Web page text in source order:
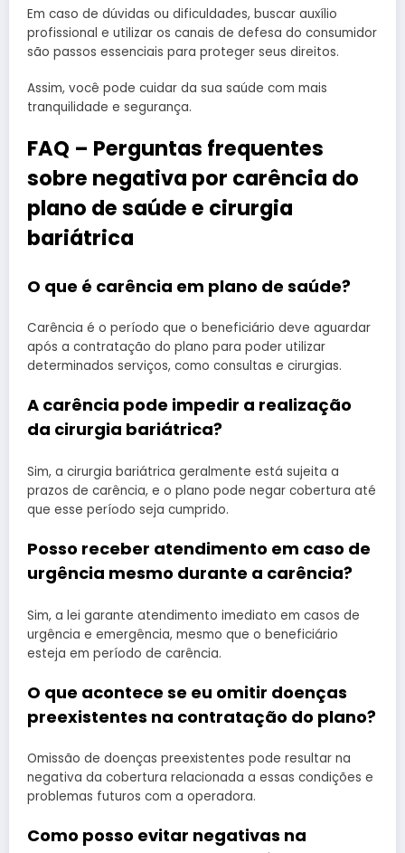
Em caso de dúvidas ou dificuldades, buscar auxílio
profissional e utilizar os canais de defesa do consumidor
são passos essenciais para proteger seus direitos.
Assim, você pode cuidar da sua saúde com mais
tranquilidade e segurança.
FAQ – Perguntas frequentes
sobre negativa por carência do
plano de saúde e cirurgia
bariátrica
O que é carência em plano de saúde?
Carência é o período que o beneficiário deve aguardar
após a contratação do plano para poder utilizar
determinados serviços, como consultas e cirurgias.
A carência pode impedir a realização
da cirurgia bariátrica?
Sim, a cirurgia bariátrica geralmente está sujeita a
prazos de carência, e o plano pode negar cobertura até
que esse período seja cumprido.
Posso receber atendimento em caso de
urgência mesmo durante a carência?
Sim, a lei garante atendimento imediato em casos de
urgência e emergência, mesmo que o beneficiário
esteja em período de carência.
O que acontece se eu omitir doenças
preexistentes na contratação do plano?
Omissão de doenças preexistentes pode resultar na
negativa da cobertura relacionada a essas condições e
problemas futuros com a operadora.
Como posso evitar negativas na